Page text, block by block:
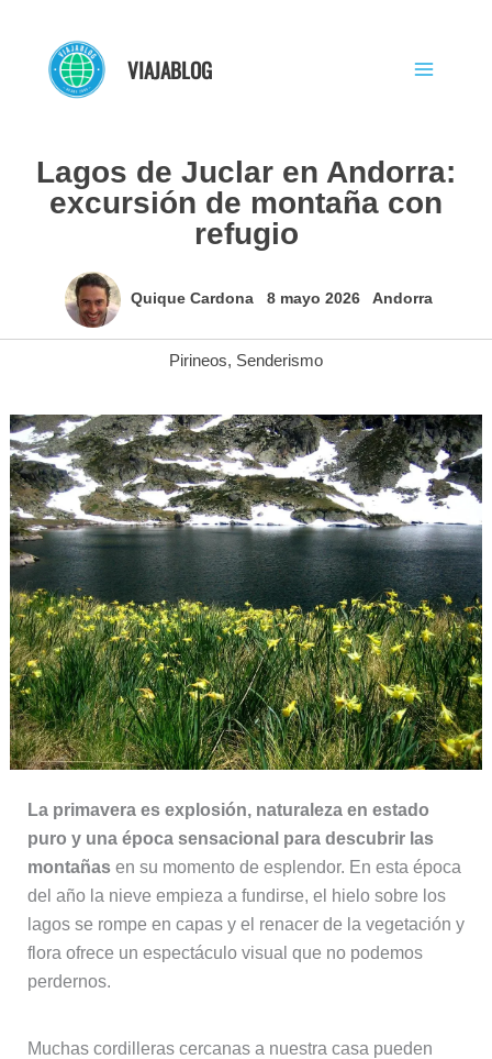
contenido
VIAJABLOG
Lagos de Juclar en Andorra:
excursión de montaña con
refugio
Quique Cardona 8 mayo 2026 Andorra
Pirineos, Senderismo
La primavera es explosión, naturaleza en estado
puro y una época sensacional para descubrir las
montañasen su momento de esplendor. En esta época
del año la nieve empieza a fundirse, el hielo sobre los
lagos se rompe en capas y el renacer de la vegetación y
flora ofrece un espectáculo visual que no podemos
perdernos.
Muchas cordilleras cercanas a nuestra casa pueden